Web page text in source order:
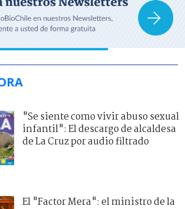
"Se siente como vivir abuso sexual
infantil": El descargo de alcaldesa
de La Cruz por audio filtrado
El "Factor Mera": el ministro de la